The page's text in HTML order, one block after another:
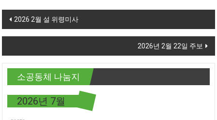
Post navigation
2026 2월 설 위령미사
2026년 2월 22일 주보
소공동체 나눔지
2026년 7월